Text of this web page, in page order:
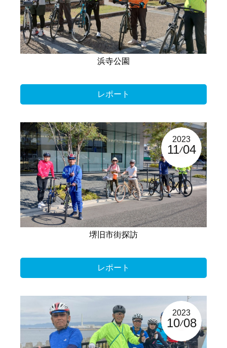
浜寺公園
レポート
2023
11 04
堺旧市街探訪
レポート
2023
10 08